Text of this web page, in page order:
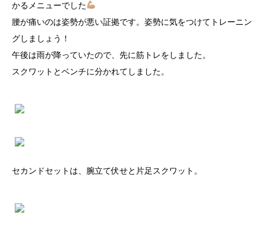
かるメニューでした
腰が痛いのは姿勢が悪い証拠です。姿勢に気をつけてトレーニン
グしましょう！
午後は雨が降っていたので、先に筋トレをしました。
スクワットとベンチに分かれてしました。
セカンドセットは、腕立て伏せと片足スクワット。